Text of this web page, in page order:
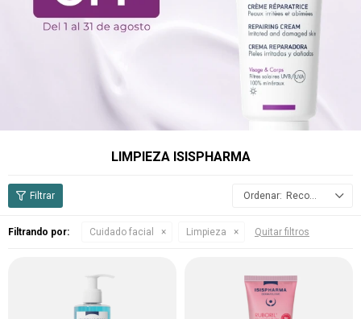
LIMPIEZA ISISPHARMA
Recomendados
Filtrando por: Cuidado facial Limpieza Quitar filtros